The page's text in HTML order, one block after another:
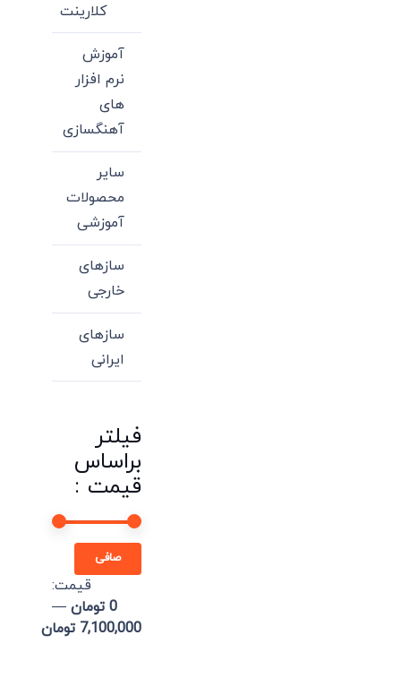
کلارینت
آموزش
نرم افزار
های
آهنگسازی
سایر
محصولات
آموزشی
سازهای
خارجی
سازهای
ایرانی
فیلتر
براساس
قیمت :
صافی
قيمت:
0 تومان
—
7,100,000 تومان